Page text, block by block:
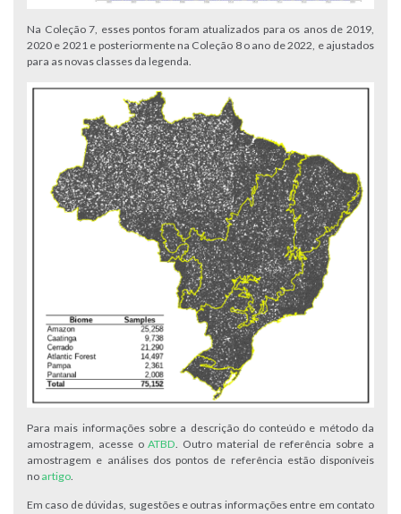
Na Coleção 7, esses pontos foram atualizados para os anos de 2019,
2020 e 2021 e posteriormente na Coleção 8 o ano de 2022, e ajustados
para as novas classes da legenda.
Para mais informações sobre a descrição do conteúdo e método da
amostragem, acesse oATBD . Outro material de referência sobre a
amostragem e análises dos pontos de referência estão disponíveis
no artigo
Em caso de dúvidas, sugestões e outras informações entre em contato